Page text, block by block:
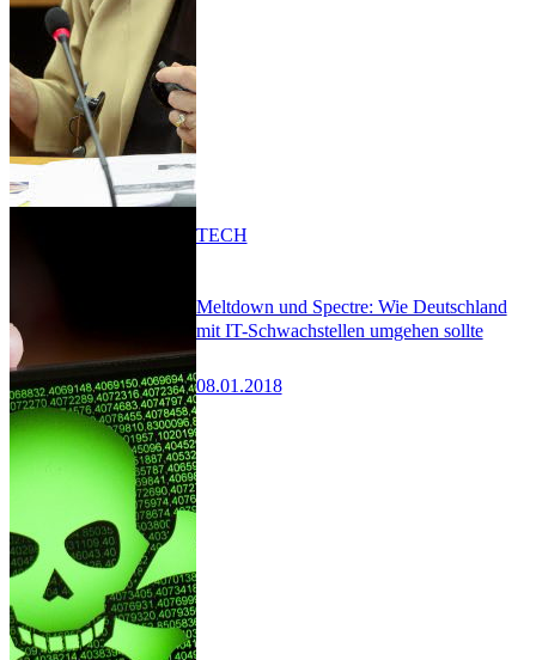
Meltdown und Spectre: Wie Deutschland
mit IT-Schwachstellen umgehen sollte
08.01.2018
TECH